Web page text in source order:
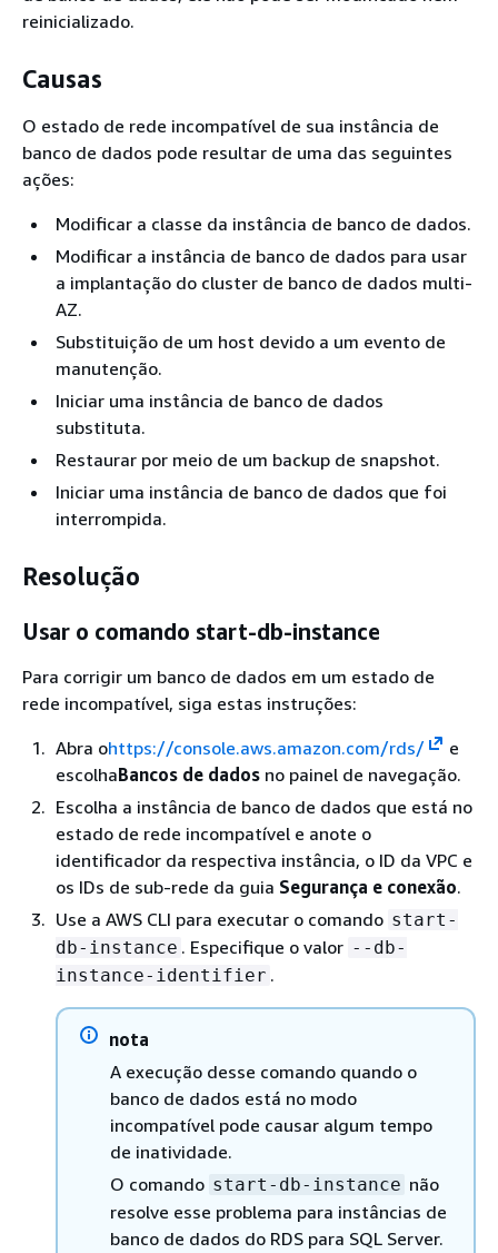
reinicializado.
Causas
O estado de rede incompatível de sua instância de
banco de dados pode resultar de uma das seguintes
ações:
Modificar a classe da instância de banco de dados.
Modificar a instância de banco de dados para usar
a implantação do cluster de banco de dados multi-
AZ.
Substituição de um host devido a um evento de
manutenção.
Iniciar uma instância de banco de dados
substituta.
Restaurar por meio de um backup de snapshot.
Iniciar uma instância de banco de dados que foi
interrompida.
Resolução
Usar o comando start-db-instance
Para corrigir um banco de dados em um estado de
rede incompatível, siga estas instruções:
Abra ohttps://console.aws.amazon.com/rds/
e
escolhaBancos de dados no painel de navegação.
Escolha a instância de banco de dados que está no
estado de rede incompatível e anote o
identificador da respectiva instância, o ID da VPC e
os IDs de sub-rede da guia Segurança e conexão.
Use a AWS CLI para executar o comando start-
db-instance . Especifique o valor --db-
instance-identifier .
nota
A execução desse comando quando o
banco de dados está no modo
incompatível pode causar algum tempo
de inatividade.
O comando start-db-instance não
resolve esse problema para instâncias de
banco de dados do RDS para SQL Server.